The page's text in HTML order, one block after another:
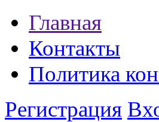
Главная
Контакты
Политика
Регистрация